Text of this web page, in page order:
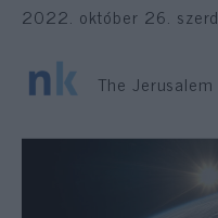
2022. október 26.
The